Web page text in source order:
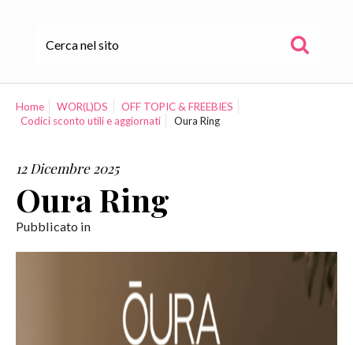
WOR(L)DS
COLLABORAZIONI
CONTATTI
Home WOR(L)DS
OFF TOPIC & FREEBIES
Codici sconto utili e aggiornati
Oura Ring
12 Dicembre 2025
Oura Ring
Pubblicato in